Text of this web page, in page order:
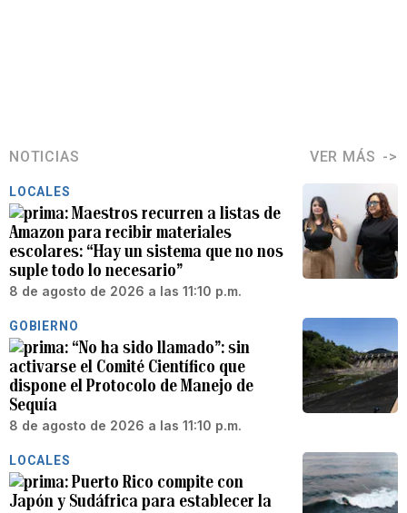
NOTICIAS VER MÁS
LOCALES
Maestros recurren a listas de
Amazon para recibir materiales
escolares: “Hay un sistema que no nos
suple todo lo necesario”
8 de agosto de 2026 a las 11:10 p.m.
GOBIERNO
“No ha sido llamado”: sin
activarse el Comité Científico que
dispone el Protocolo de Manejo de
Sequía
8 de agosto de 2026 a las 11:10 p.m.
LOCALES
Puerto Rico compite con
Japón y Sudáfrica para establecer la